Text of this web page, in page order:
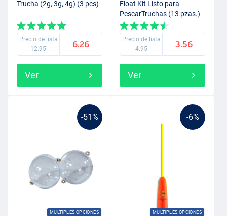
Trucha (2g, 3g, 4g) (3 pcs)
Precio de lista
12.95
6.26
Ver
Float Kit Listo para
PescarTruchas (13 pzas.)
Precio de lista
4.95
3.56
Ver
-51%
MULTIPLES OPCIONES
-6%
MULTIPLES OPCIONES